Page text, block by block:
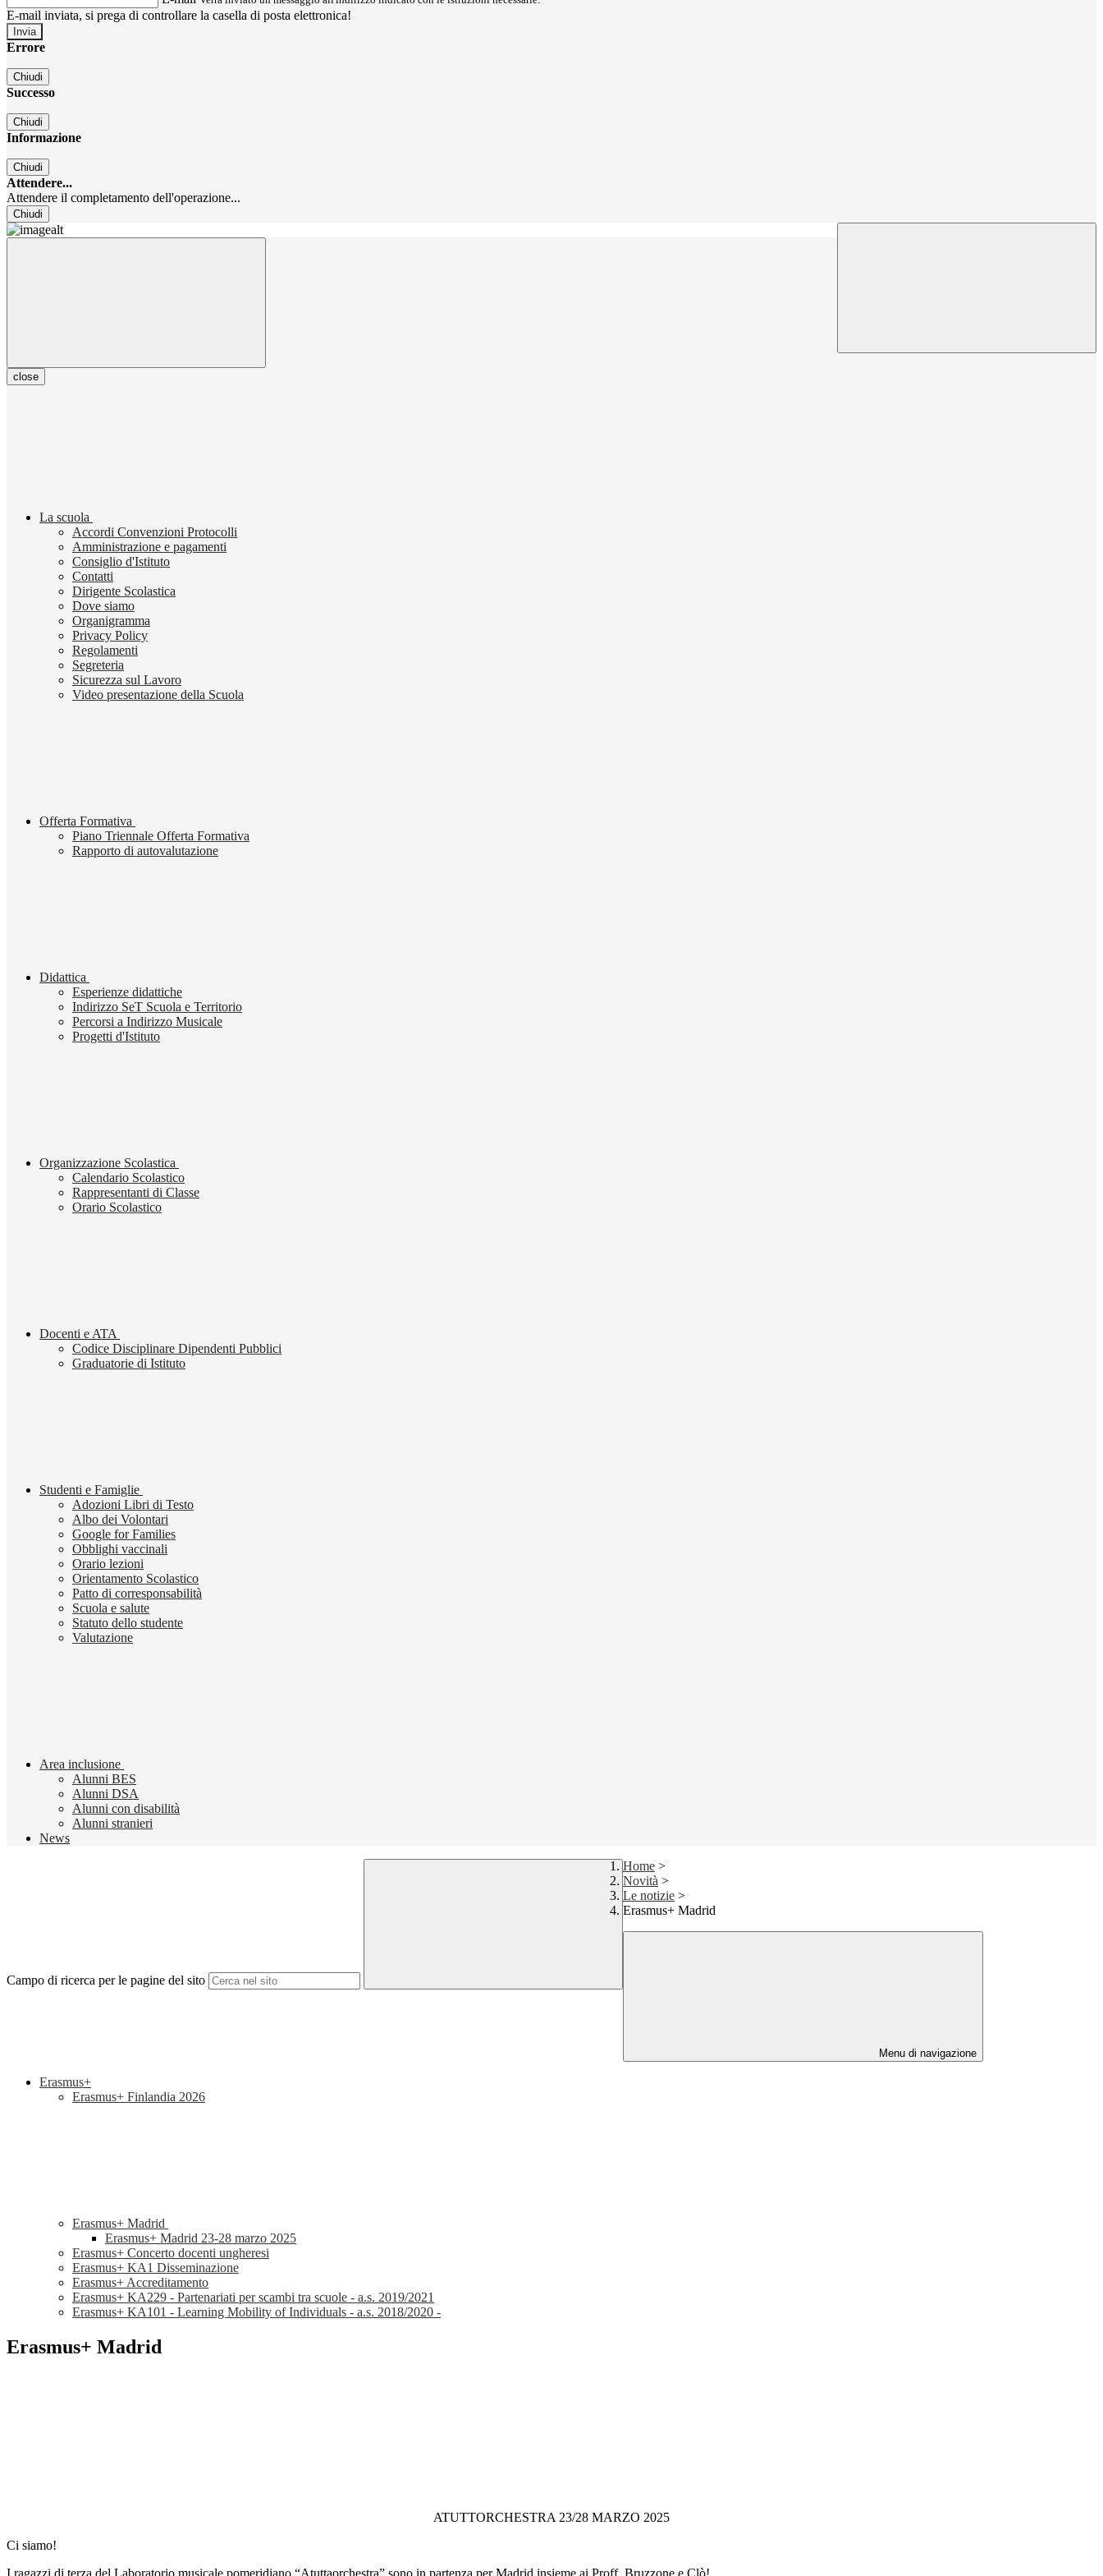
E-mail inviata, si prega di controllare la casella di posta elettronica!
Errore
Chiudi
Successo
Chiudi
Informazione
Chiudi
Attendere...
Attendere il completamento dell'operazione...
Chiudi
close
La scuola
Accordi Convenzioni Protocolli
Amministrazione e pagamenti
Consiglio d'Istituto
Contatti
Dirigente Scolastica
Dove siamo
Organigramma
Privacy Policy
Regolamenti
Segreteria
Sicurezza sul Lavoro
Video presentazione della Scuola
Offerta Formativa
Piano Triennale Offerta Formativa
Rapporto di autovalutazione
Didattica
Esperienze didattiche
Indirizzo SeT Scuola e Territorio
Percorsi a Indirizzo Musicale
Progetti d'Istituto
Organizzazione Scolastica
Calendario Scolastico
Rappresentanti di Classe
Orario Scolastico
Docenti e ATA
Codice Disciplinare Dipendenti Pubblici
Graduatorie di Istituto
Studenti e Famiglie
Adozioni Libri di Testo
Albo dei Volontari
Google for Families
Obblighi vaccinali
Orario lezioni
Orientamento Scolastico
Patto di corresponsabilità
Scuola e salute
Statuto dello studente
Valutazione
Area inclusione
Alunni BES
Alunni DSA
Alunni con disabilità
Alunni stranieri
News
Campo di ricerca per le pagine del sito
Home >
Novità >
Le notizie >
Erasmus+ Madrid
Menu di navigazione
Erasmus+
Erasmus+ Finlandia 2026
Erasmus+ Madrid
Erasmus+ Madrid 23-28 marzo 2025
Erasmus+ Concerto docenti ungheresi
Erasmus+ KA1 Disseminazione
Erasmus+ Accreditamento
Erasmus+ KA229 - Partenariati per scambi tra scuole - a.s. 2019/2021
Erasmus+ KA101 - Learning Mobility of Individuals - a.s. 2018/2020 -
Erasmus+ Madrid
ATUTTORCHESTRA 23/28 MARZO 2025
Ci siamo!